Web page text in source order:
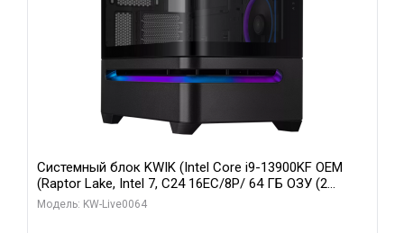
Системный блок KWIK (Intel Core i9-13900KF OEM
(Raptor Lake, Intel 7, C24 16EC/8P/ 64 ГБ ОЗУ (2
модуля)/ ASUS RTX5080 PROART OC 16GB GDDR7
Модель: KW-Live0064